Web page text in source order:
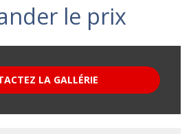
le prix
LA GALLÉRIE